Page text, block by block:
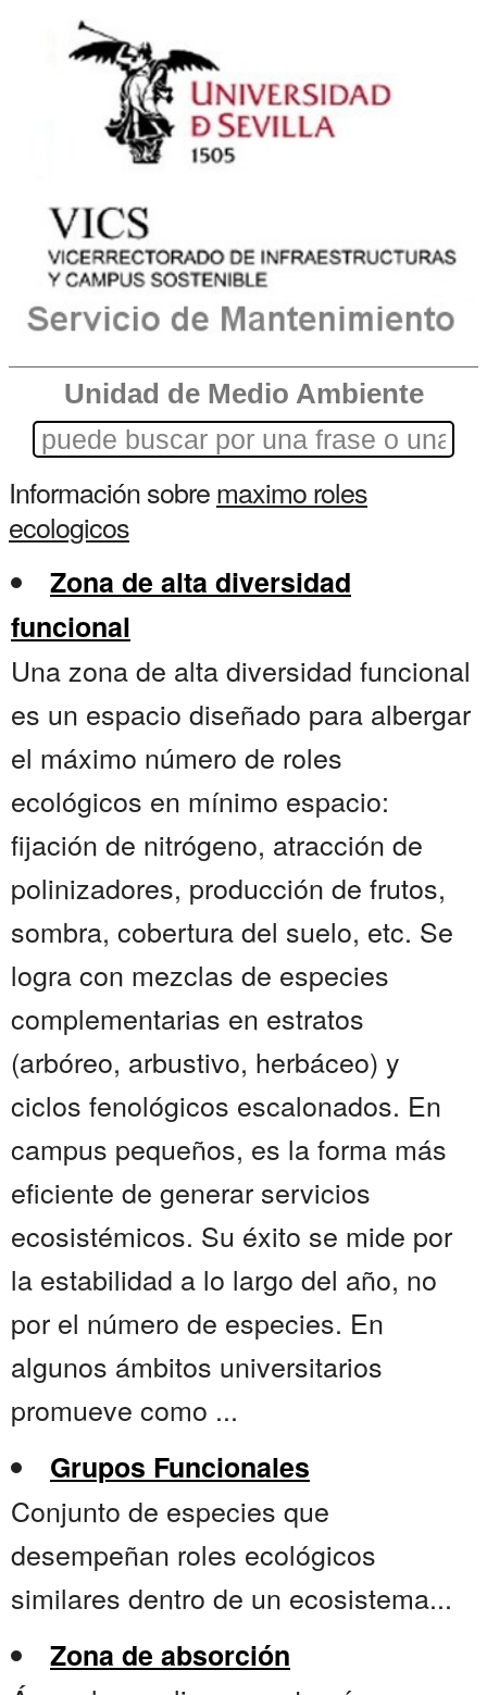
Unidad de Medio Ambiente
Información sobremaximo roles
ecologicos
Zona de alta diversidad
funcional
Una zona de alta diversidad funcional
es un espacio diseñado para albergar
el máximo número de roles
ecológicos en mínimo espacio:
fijación de nitrógeno, atracción de
polinizadores, producción de frutos,
sombra, cobertura del suelo, etc. Se
logra con mezclas de especies
complementarias en estratos
(arbóreo, arbustivo, herbáceo) y
ciclos fenológicos escalonados. En
campus pequeños, es la forma más
eficiente de generar servicios
ecosistémicos. Su éxito se mide por
la estabilidad a lo largo del año, no
por el número de especies. En
algunos ámbitos universitarios
promueve como ...
Grupos Funcionales
Conjunto de especies que
desempeñan roles ecológicos
similares dentro de un ecosistema...
Zona de absorción